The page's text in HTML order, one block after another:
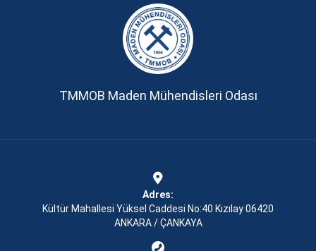
TMMOB Maden Mühendisleri Odası
Adres:
Kültür Mahallesi Yüksel Caddesi No:40 Kızılay 06420
ANKARA / ÇANKAYA